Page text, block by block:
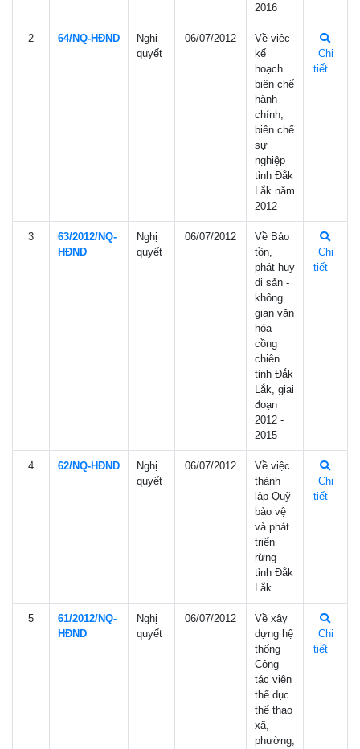
2016
2 64/NQ-HÐND
Nghị
quyết
06/07/2012
Về việc
kế
hoạch
biên chế
hành
chính,
biên chế
sự
nghiệp
tỉnh Đắk
Lắk năm
2012
Chi
tiết
3
63/2012/NQ-
HÐND
Nghị
quyết
06/07/2012
Về Bảo
tồn,
phát huy
di sản -
không
gian văn
hóa
cồng
chiên
tỉnh Đắk
Lắk, giai
đoạn
2012 -
2015
Chi
tiết
4 62/NQ-HÐND
Nghị
quyết
06/07/2012
Về việc
thành
lập Quỹ
bảo vệ
và phát
triển
rừng
tỉnh Đắk
Lắk
Chi
tiết
5
61/2012/NQ-
HÐND
Nghị
quyết
06/07/2012
Về xây
dựng hệ
thống
Cộng
tác viên
thể dục
thể thao
xã,
phường,
Chi
tiết